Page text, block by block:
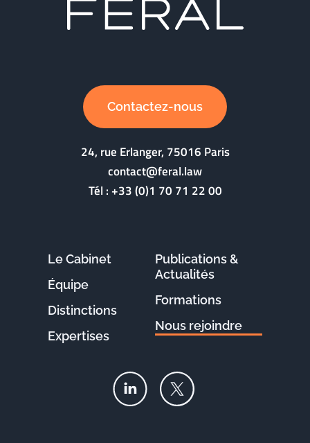
Contactez-nous
24, rue Erlanger, 75016 Paris
contact@feral.law
Tél :+33 (0)1 70 71 22 00
Le Cabinet
Équipe
Distinctions
Expertises
Publications &
Actualités
Formations
Nous rejoindre